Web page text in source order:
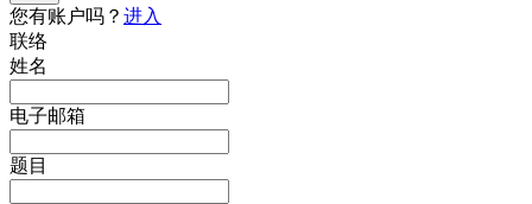
您有账户吗？ 进入
联络
姓名
电子邮箱
题目